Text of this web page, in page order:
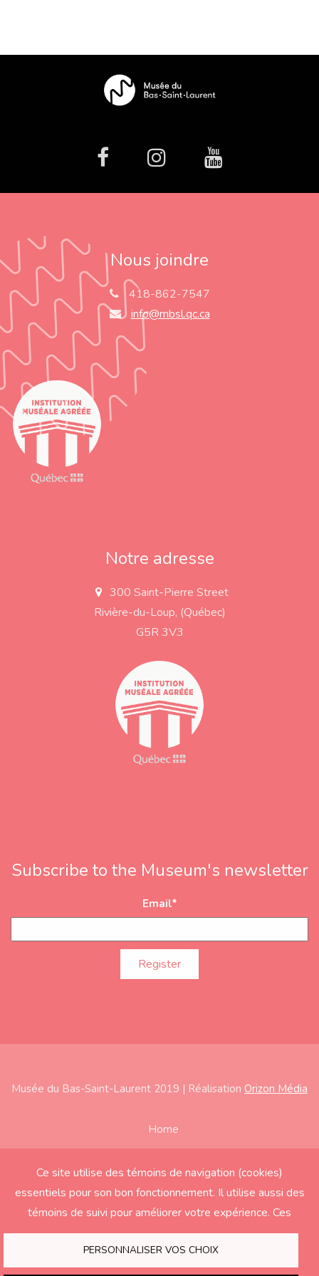
facebookInstagramYoutube
Nous joindre
418-862-7547
info@mbsl.qc.ca
Notre adresse
a
d
300 Saint-Pierre Street
Rivière-du-Loup, (Québec)
G5R 3V3
Subscribe to the Museum's newsletter
Email*
Musée du Bas-Saint-Laurent 2019 | Réalisation Orizon Média
Ce site utilise des témoins de navigation (cookies)
essentiels pour son bon fonctionnement. Il utilise aussi des
témoins de suivi pour améliorer votre expérience. Ces
derniers seront activés seulement si vous acceptez.
PERSONNALISER VOS CHOIX
Home
Education
Support the Museum